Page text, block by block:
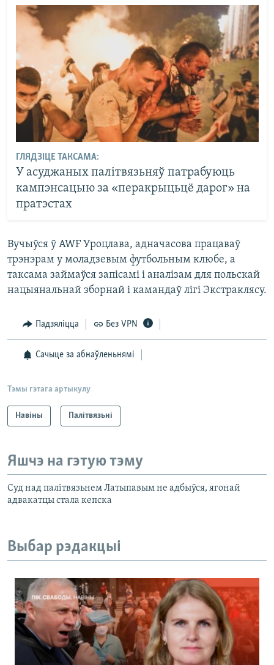
ГЛЯДЗІЦЕ ТАКСАМА:
У асуджаных палітвязьняў патрабуюць
кампэнсацыю за «перакрыцьцё дарог» на
пратэстах
Вучыўся ў AWF Уроцлава, адначасова працаваў
трэнэрам у моладзевым футбольным клюбе, а
таксама займаўся запісамі і аналізам для польскай
нацыянальнай зборнай і камандаў лігі Экстраклясу.
Падзяліцца Без VPN
Сачыце за абнаўленьнямі
Тэмы гэтага артыкулу
Навіны Палітвязьні
Яшчэ на гэтую тэму
Суд над палітвязьнем Латыпавым не адбыўся, ягонай
адвакатцы стала кепска
Выбар рэдакцыі